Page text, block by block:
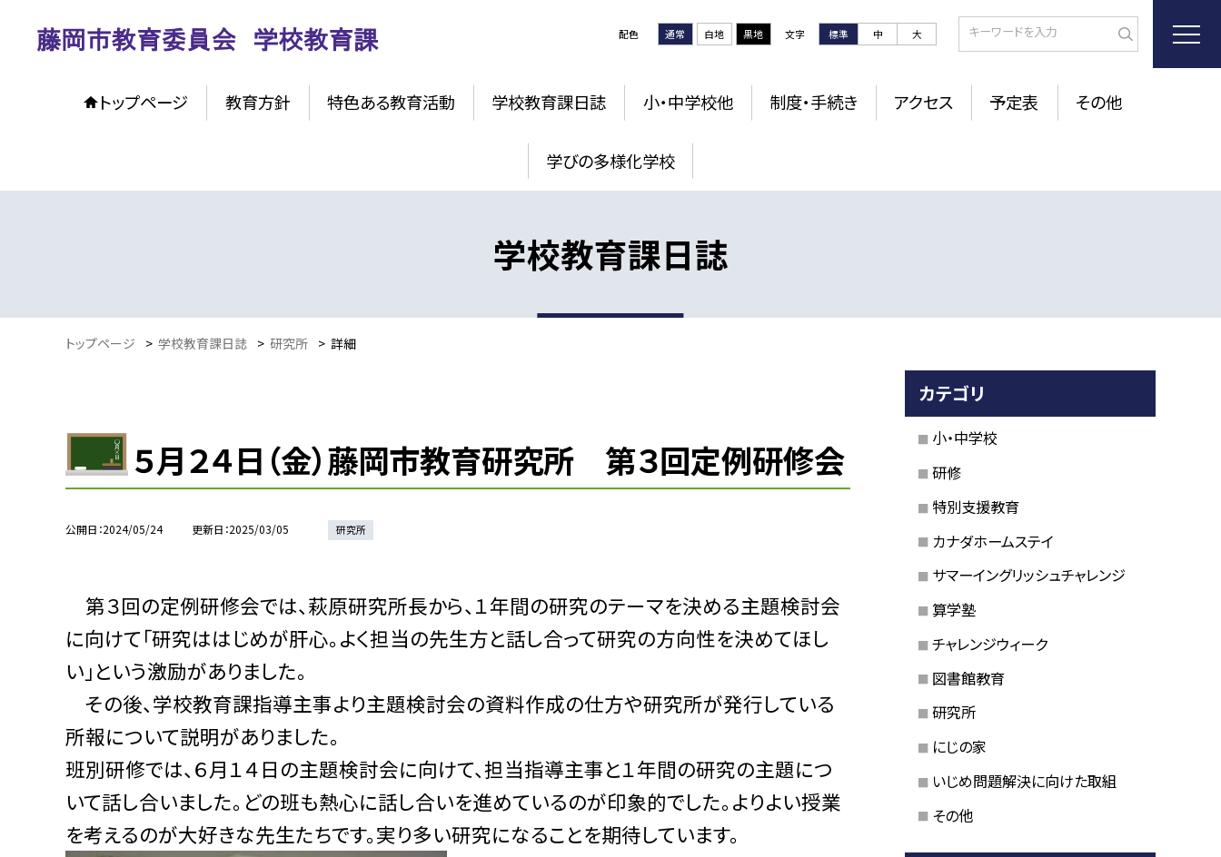
配色 通常 白地 黒地 文字 標準 中 大
トップページ 教育方針 特色ある教育活動 学校教育課日誌 小・中学校他 制度・手続き アクセス 予定表 その他
学びの多様化学校
学校教育課日誌
トップページ > 学校教育課日誌 > 研究所 > 詳細
５月２４日（金）藤岡市教育研究所 第３回定例研修会
公開日 2024/05/24 更新日 2025/03/05 研究所
第３回の定例研修会では、萩原研究所長から、１年間の研究のテーマを決める主題検討会
に向けて「研究ははじめが肝心。よく担当の先生方と話し合って研究の方向性を決めてほし
い」という激励がありました。
その後、学校教育課指導主事より主題検討会の資料作成の仕方や研究所が発行している
所報について説明がありました。
班別研修では、６月１４日の主題検討会に向けて、担当指導主事と１年間の研究の主題につ
いて話し合いました。どの班も熱心に話し合いを進めているのが印象的でした。よりよい授業
を考えるのが大好きな先生たちです。実り多い研究になることを期待しています。
カテゴリ
小・中学校
研修
特別支援教育
カナダホームステイ
サマーイングリッシュチャレンジ
算学塾
チャレンジウィーク
図書館教育
研究所
にじの家
いじめ問題解決に向けた取組
その他